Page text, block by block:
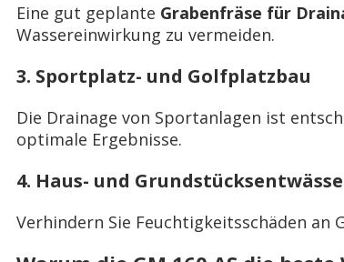
Eine gut geplante Grabenfräse für
Wassereinwirkung zu vermeiden.
3. Sportplatz- und Golfplatzbau
Die Drainage von Sportanlagen ist
optimale Ergebnisse.
4. Haus- und
Verhindern Sie Feuchtigkeitsschäden an